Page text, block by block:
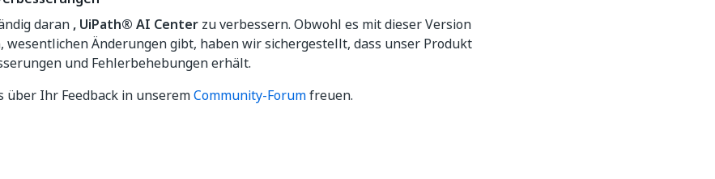
daran, UiPath® AI Center zu verbessern. Obwohl es mit dieser Version
wesentlichen Änderungen gibt, haben wir sichergestellt, dass unser Produkt
und Fehlerbehebungen erhält.
über Ihr Feedback in unseremCommunity-Forumfreuen.